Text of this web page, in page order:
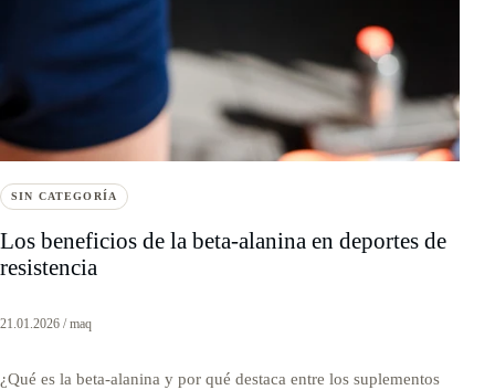
SIN CATEGORÍA
Los beneficios de la beta-alanina en deportes de
resistencia
21.01.2026 / maq
¿Qué es la beta-alanina y por qué destaca entre los suplementos